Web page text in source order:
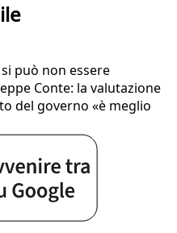
può non essere
Conte: la valutazione
del governo «è meglio